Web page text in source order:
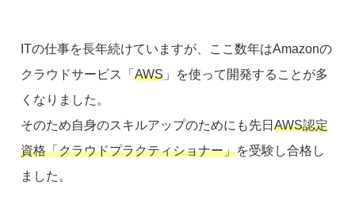
ITの仕事を長年続けていますが、ここ数年はAmazonの
クラウドサービス「 AWS 」を使って開発することが多
くなりました。
そのため自身のスキルアップのためにも先日 AWS認定
資格「クラウドプラクティショナー」を受験し合格し
ました。